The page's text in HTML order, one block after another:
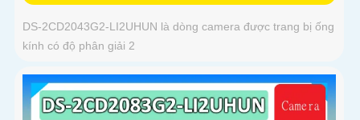
DS-2CD2043G2-LI2UHUN là dòng camera được trang bị ống
kính có độ phân giải 2